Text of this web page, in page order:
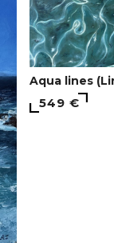
Aqua lines
549 €